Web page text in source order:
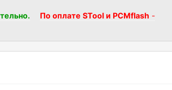
По оплате STool и PCMflash -